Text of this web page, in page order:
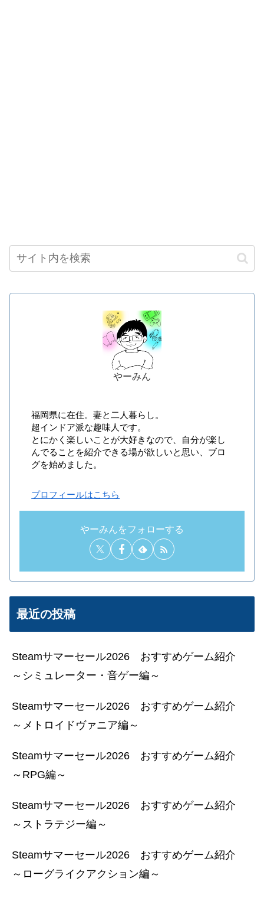
やーみん
福岡県に在住。妻と二人暮らし。
超インドア派な趣味人です。
とにかく楽しいことが大好きなので、自分が楽し
んでることを紹介できる場が欲しいと思い、ブロ
グを始めました。
プロフィールはこちら
やーみんをフォローする
最近の投稿
Steamサマーセール2026 おすすめゲーム紹介
～シミュレーター・音ゲー編～
Steamサマーセール2026 おすすめゲーム紹介
～メトロイドヴァニア編～
Steamサマーセール2026 おすすめゲーム紹介
～RPG編～
Steamサマーセール2026 おすすめゲーム紹介
～ストラテジー編～
Steamサマーセール2026 おすすめゲーム紹介
～ローグライクアクション編～